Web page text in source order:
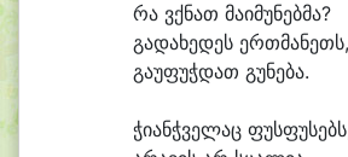
რა ვქნათ მაიმუნებმა?
გადახედეს ერთმანეთს,
გაუფუჭდათ გუნება.
ჭიანჭველაც ფუსფუ